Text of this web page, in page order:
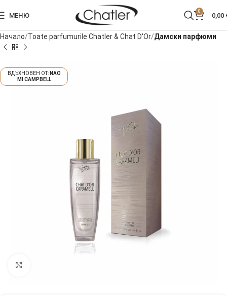
МЕНЮ
0
0,00
Начало Toate parfumurile Chatler & Chat D'Or Дамски парфюми
NAO
MI CAMPBELL